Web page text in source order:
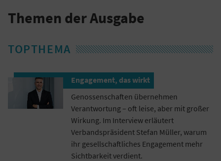
Themen der Ausgabe
TOPTHEMA
Engagement, das wirkt
Genossenschaften übernehmen
Verantwortung – oft leise, aber mit großer
Wirkung. Im Interview erläutert
Verbandspräsident Stefan Müller, warum
ihr gesellschaftliches Engagement mehr
Sichtbarkeit verdient.